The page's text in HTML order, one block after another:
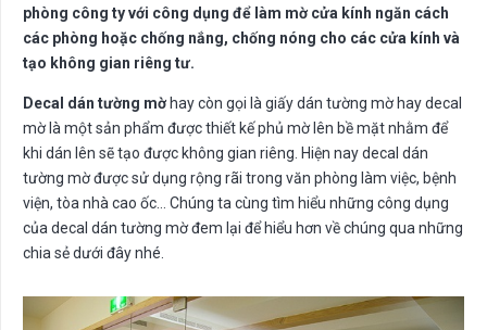
phòng công ty với công dụng để làm mờ cửa kính ngăn cách
các phòng hoặc chống nắng, chống nóng cho các cửa kính và
tạo không gian riêng tư.
Decal dán tường mờhay còn gọi là giấy dán tường mờ hay decal
mờ là một sản phẩm được thiết kế phủ mờ lên bề mặt nhằm để
khi dán lên sẽ tạo được không gian riêng. Hiện nay decal dán
tường mờ được sử dụng rộng rãi trong văn phòng làm việc, bệnh
viện, tòa nhà cao ốc… Chúng ta cùng tìm hiểu những công dụng
của decal dán tường mờ đem lại để hiểu hơn về chúng qua những
chia sẻ dưới đây nhé.